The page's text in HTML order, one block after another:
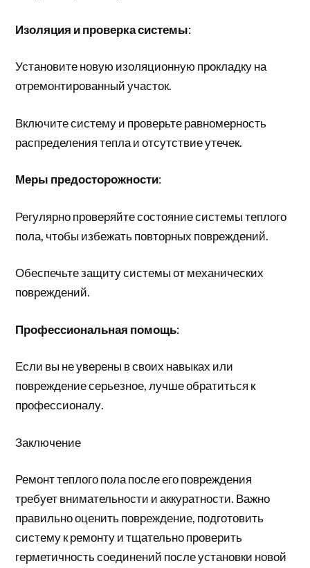
Изоляция и проверка системы:
Установите новую изоляционную прокладку на
отремонтированный участок.
Включите систему и проверьте равномерность
распределения тепла и отсутствие утечек.
Меры предосторожности:
Регулярно проверяйте состояние системы теплого
пола, чтобы избежать повторных повреждений.
Обеспечьте защиту системы от механических
повреждений.
Профессиональная помощь:
Если вы не уверены в своих навыках или
повреждение серьезное, лучше обратиться к
профессионалу.
Заключение
Ремонт теплого пола после его повреждения
требует внимательности и аккуратности. Важно
правильно оценить повреждение, подготовить
систему к ремонту и тщательно проверить
герметичность соединений после установки новой